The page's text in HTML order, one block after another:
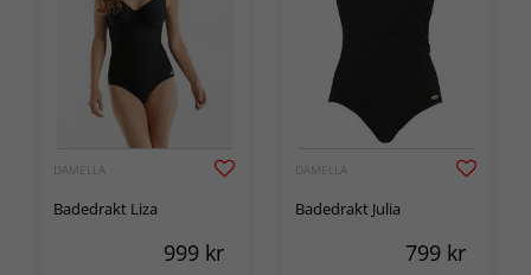
DAMELLA
Badedrakt Liza
999 kr
DAMELLA
Badedrakt Julia
799 kr